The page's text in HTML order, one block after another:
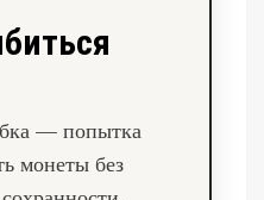
— попытка
монеты без